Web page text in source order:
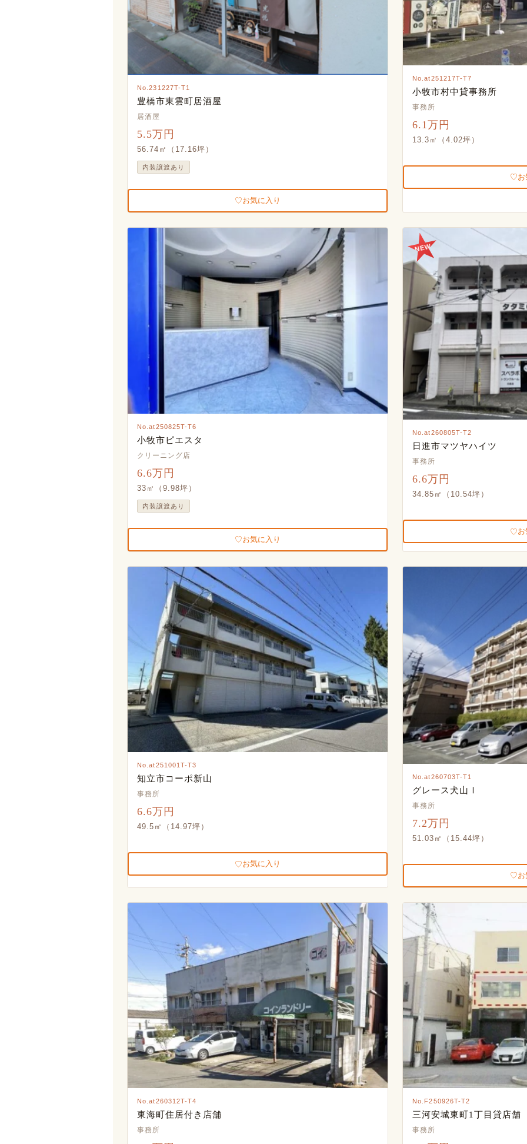
No.231227T-T1
豊橋市東雲町居酒屋
居酒屋
5.5万円
56.74㎡（17.16坪）
内装譲渡あり
お気に入り
No.at251217T-T7
小牧市村中貸事務所
事務所
6.1万円
13.3㎡（4.02坪）
No.at250825T-T6
小牧市ピエスタ
クリーニング店
6.6万円
33㎡（9.98坪）
内装譲渡あり
お気に入り
NEW
No.at260805T-T2
日進市マツヤハイツ
事務所
6.6万円
34.85㎡（10.54坪）
No.at251001T-T3
知立市コーポ新山
事務所
6.6万円
49.5㎡（14.97坪）
お気に入り
No.at260703T-T1
グレース犬山Ⅰ
事務所
7.2万円
51.03㎡（15.44坪）
No.at260312T-T4
東海町住居付き店舗
事務所
No.F250926T-T2
三河安城東町1丁目貸店舗
事務所